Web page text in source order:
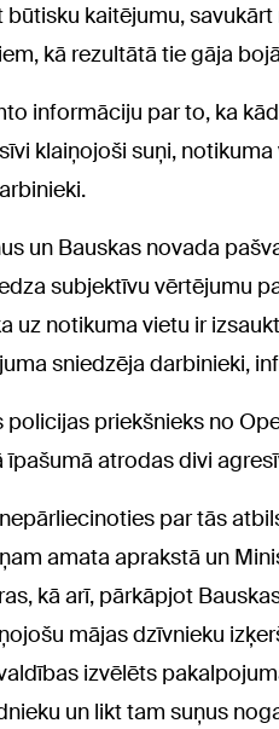
kaitējumu,
kā rezultātā tie gāja
informāciju par to, ka
klaiņojoši suņi,
un Bauskas novada
subjektīvu vērtējumu
uz notikuma vietu ir
sniedzēja darbinieki,
priekšnieks no
atrodas divi
par tās
amata aprakstā un
kā arī, pārkāpjot
mājas dzīvnieku
izvēlēts
un likt tam suņus